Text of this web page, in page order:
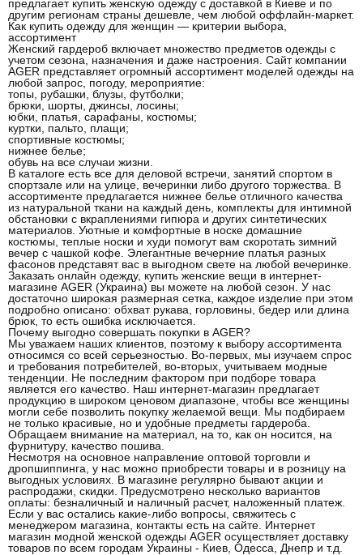
предлагает купить женскую одежду с доставкой в Киеве и по
другим регионам страны дешевле, чем любой оффлайн-маркет.
Как купить одежду для женщин — критерии выбора,
ассортимент
Женский гардероб включает множество предметов одежды с
учетом сезона, назначения и даже настроения. Сайт компании
AGER представляет огромный ассортимент моделей одежды на
любой запрос, погоду, мероприятие:
топы, рубашки, блузы, футболки;
брюки, шорты, джинсы, лосины;
юбки, платья, сарафаны, костюмы;
куртки, пальто, плащи;
спортивные костюмы;
нижнее белье;
обувь на все случаи жизни.
В каталоге есть все для деловой встречи, занятий спортом в
спортзале или на улице, вечеринки либо другого торжества. В
ассортименте предлагается нижнее белье отличного качества
из натуральной ткани на каждый день, комплекты для интимной
обстановки с вкраплениями гипюра и других синтетических
материалов. Уютные и комфортные в носке домашние
костюмы, теплые носки и худи помогут вам скоротать зимний
вечер с чашкой кофе. Элегантные вечерние платья разных
фасонов представят вас в выгодном свете на любой вечеринке.
Заказать онлайн одежду, купить женские вещи в интернет-
магазине AGER (Украина) вы можете на любой сезон. У нас
достаточно широкая размерная сетка, каждое изделие при этом
подробно описано: обхват рукава, горловины, бедер или длина
брюк, то есть ошибка исключается.
Почему выгодно совершать покупки в AGER?
Мы уважаем наших клиентов, поэтому к выбору ассортимента
относимся со всей серьезностью. Во-первых, мы изучаем спрос
и требования потребителей, во-вторых, учитываем модные
тенденции. Не последним фактором при подборе товара
является его качество. Наш интернет-магазин предлагает
продукцию в широком ценовом диапазоне, чтобы все женщины
могли себе позволить покупку желаемой вещи. Мы подбираем
не только красивые, но и удобные предметы гардероба.
Обращаем внимание на материал, на то, как он носится, на
фурнитуру, качество пошива.
Несмотря на основное направление оптовой торговли и
дропшиппинга, у нас можно приобрести товары и в розницу на
выгодных условиях. В магазине регулярно бывают акции и
распродажи, скидки. Предусмотрено несколько вариантов
оплаты: безналичный и наличный расчет, наложенный платеж.
Если у вас остались какие-либо вопросы, свяжитесь с
менеджером магазина, контакты есть на сайте. Интернет
магазин модной женской одежды AGER осуществляет доставку
товаров по всем городам Украины - Киев, Одесса, Днепр и т.д.